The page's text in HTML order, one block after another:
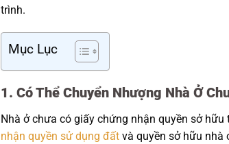
trình.
Mục Lục
1. Có Thể Chuyển Nhượng Nhà Ở
Nhà ở chưa có giấy chứng nhận quyền sở
nhận quyền sử dụng đất và quyền sở hữu nhà